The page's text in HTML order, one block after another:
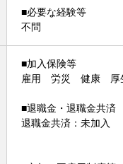
■必要な経験等
不問
■加入保険等
雇用 労災 健康 厚
■退職金・退職金共済
退職金共済：未加入